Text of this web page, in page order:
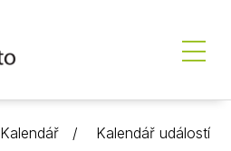
Kalendář Kalendář událostí